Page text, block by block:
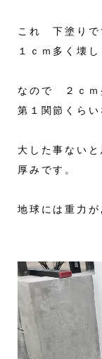
これ 下塗りで
１ｃｍ多く壊し
なので ２ｃｍ
第１関節くらい
大した事ない
厚みです。
地球には重力